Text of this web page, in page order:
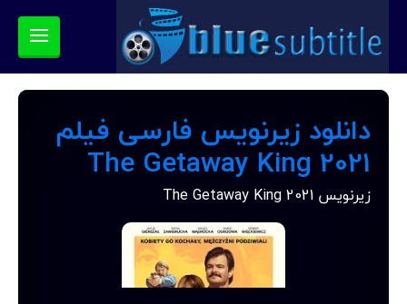
دانلود زیرنویس فارسی فیلم
The Getaway King 2021
زیرنویس The Getaway King 2021